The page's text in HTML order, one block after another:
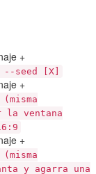
+
seed [X]
+
la ventana
+
y agarra una